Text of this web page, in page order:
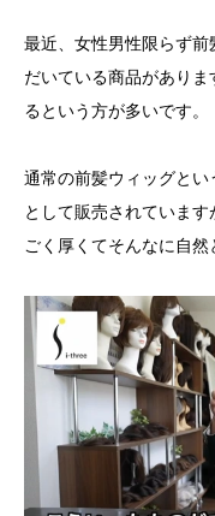
最近、女性男性限らず
だいている商品があり
るという方が多いです。
通常の前髪ウィッグと
として販売されていま
ごく厚くてそんなに自然